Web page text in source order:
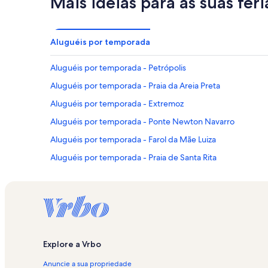
Aluguéis por temporada
Aluguéis por temporada - Petrópolis
Aluguéis por temporada - Praia da Areia Preta
Aluguéis por temporada - Extremoz
Aluguéis por temporada - Ponte Newton Navarro
Aluguéis por temporada - Farol da Mãe Luiza
Aluguéis por temporada - Praia de Santa Rita
Aluguéis por temporada - Natal
Aluguéis por temporada - Praia de Pitangui
Aluguéis por temporada - Praia da Redinha
Aluguéis por temporada - Praia do Y
Explore a Vrbo
Anuncie a sua propriedade